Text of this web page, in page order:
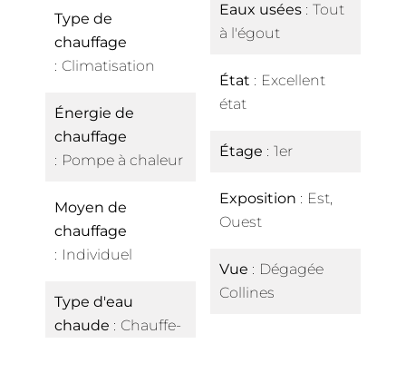
Type de
chauffage
Climatisation
Énergie de
chauffage
Pompe à chaleur
Moyen de
chauffage
Individuel
Type d'eau
chaude
Chauffe-
Eaux usées
Tout
à l'égout
État
Excellent
état
Étage 1er
Exposition
Est,
Ouest
Vue
Dégagée
Collines